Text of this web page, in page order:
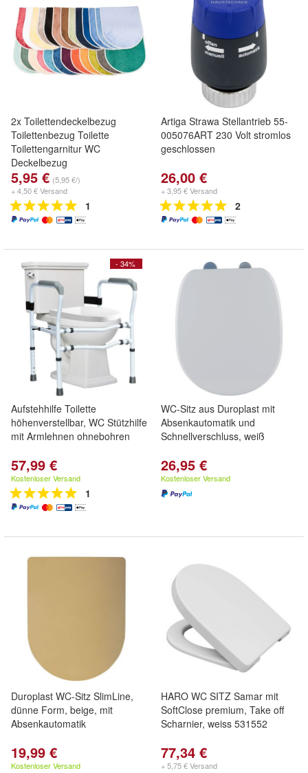
2x Toilettendeckelbezug
Toilettenbezug Toilette
Toilettengarnitur WC
Deckelbezug
5,95 € (5,95 €/)
+ 4,50 € Versand
1
Artiga Strawa Stellantrieb 55-
005076ART 230 Volt stromlos
geschlossen
26,00 €
+ 3,95 € Versand
2
- 34%
Aufstehhilfe Toilette
höhenverstellbar, WC Stützhilfe
mit Armlehnen ohnebohren
57,99 €
Kostenloser Versand
1
WC-Sitz aus Duroplast mit
Absenkautomatik und
Schnellverschluss, weiß
26,95 €
Kostenloser Versand
Duroplast WC-Sitz SlimLine,
dünne Form, beige, mit
Absenkautomatik
19,99 €
Kostenloser Versand
HARO WC SITZ Samar mit
SoftClose premium, Take off
Scharnier, weiss 531552
77,34 €
+ 5,75 € Versand